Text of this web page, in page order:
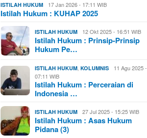
ISTILAH HUKUM 17 Jan 2026 - 17:11 WIB
Istilah Hukum : KUHAP 2025
ISTILAH HUKUM 12 Okt 2025 - 16:51 WIB
Istilah Hukum : Prinsip-Prinsip
Hukum Pe…
ISTILAH HUKUM ,KOLUMNIS
11 Agu 2025 -
07:11 WIB
Istilah Hukum : Perceraian di
Indonesia …
ISTILAH HUKUM 27 Jul 2025 - 15:25 WIB
Istilah Hukum : Asas Hukum
Pidana (3)